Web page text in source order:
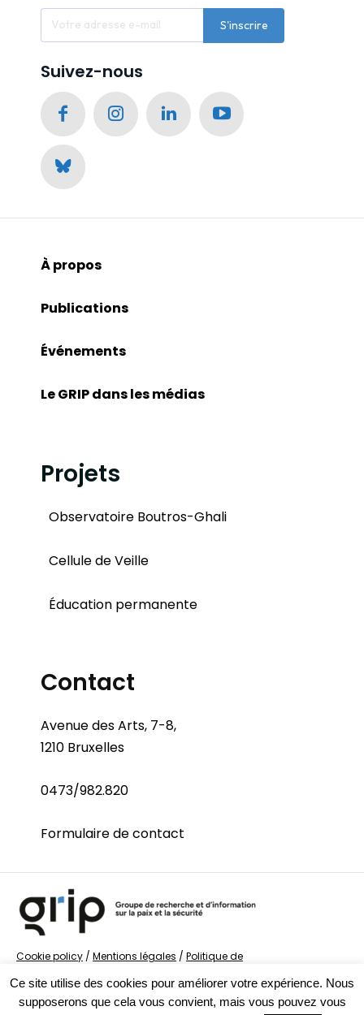
S'inscrire
Suivez-nous
À propos
Publications
Événements
Le GRIP dans les médias
Projets
Observatoire Boutros-Ghali
Cellule de Veille
Éducation permanente
Contact
Avenue des Arts, 7-8,
1210 Bruxelles
0473/982.820
Formulaire de contact
Cookie policy / Mentions légales / Politique de
la Sécurité
Ce site utilise des cookies pour améliorer votre expérience. Nous
supposerons que cela vous convient, mais vous pouvez vous